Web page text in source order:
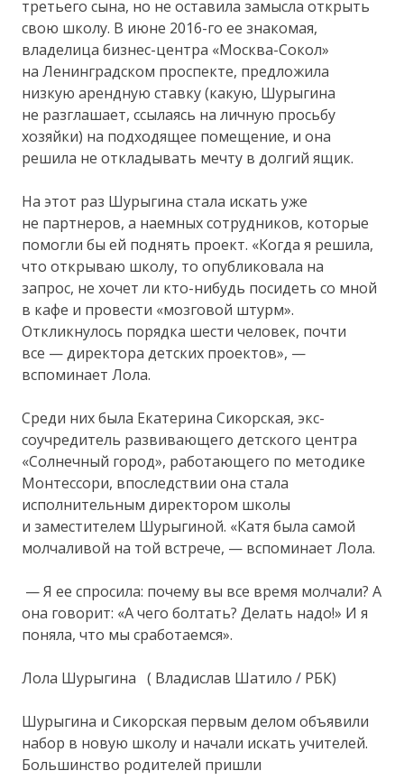
третьего сына, но не оставила замысла открыть
свою школу. В июне 2016-го ее знакомая,
владелица бизнес-центра «Москва-Сокол»
на Ленинградском проспекте, предложила
низкую арендную ставку (какую, Шурыгина
не разглашает, ссылаясь на личную просьбу
хозяйки) на подходящее помещение, и она
решила не откладывать мечту в долгий ящик.
На этот раз Шурыгина стала искать уже
не партнеров, а наемных сотрудников, которые
помогли бы ей поднять проект. «Когда я решила,
что открываю школу, то опубликовала на
запрос, не хочет ли кто-нибудь посидеть со мной
в кафе и провести «мозговой штурм».
Откликнулось порядка шести человек, почти
все — директора детских проектов», —
вспоминает Лола.
Среди них была Екатерина Сикорская, экс-
соучредитель развивающего детского центра
«Солнечный город», работающего по методике
Монтессори, впоследствии она стала
исполнительным директором школы
и заместителем Шурыгиной. «Катя была самой
молчаливой на той встрече, — вспоминает Лола.
— Я ее спросила: почему вы все время молчали? А
она говорит: «А чего болтать? Делать надо!» И я
поняла, что мы сработаемся».
Лола Шурыгина ( Владислав Шатило / РБК)
Шурыгина и Сикорская первым делом объявили
набор в новую школу и начали искать учителей.
Большинство родителей пришли